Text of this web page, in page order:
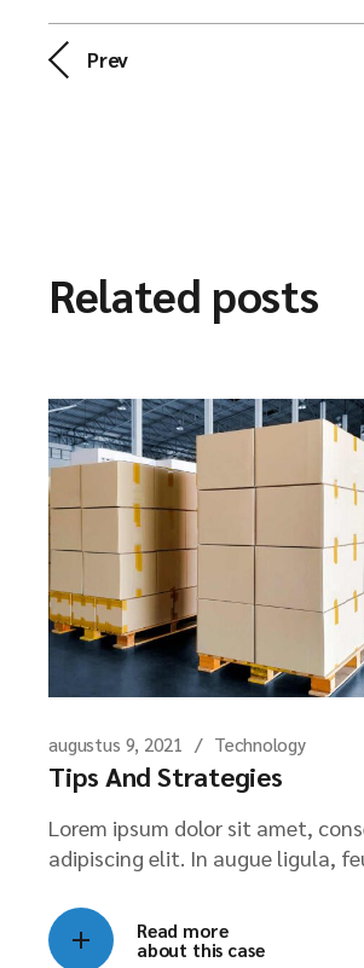
Prev
Related posts
augustus 9, 2021 Technology
Tips And Strategies
Lorem ipsum dolor sit amet,
adipiscing elit. In augue ligula,
Read more
about this case